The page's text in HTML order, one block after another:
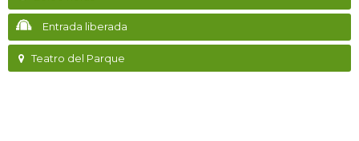
Entrada liberada
Teatro del Parque